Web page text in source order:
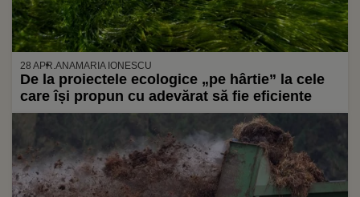
28 APR.ANAMARIA IONESCU
De la proiectele ecologice „pe hârtie” la cele
care își propun cu adevărat să fie eficiente